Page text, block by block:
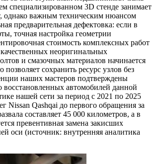
специализированном 3D стенде занимает
однако важным техническим нюансом
предварительная дефектовка: если в
точная настройка геометрии
стоимость комплексных работ
неоригинальных
и смазочных материалов начинается
позволяет сохранить ресурс узлов без
наших мастеров подтверждены
автомобилей данной
нашей сети за период с 2021 по 2025
Nissan Qashqai до первого обращения за
составляет 45 000 километров, а в
превентивная замена закисших
оси (источник: внутренняя аналитика